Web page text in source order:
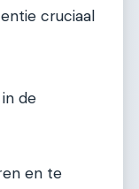
cruciaal
de
en te